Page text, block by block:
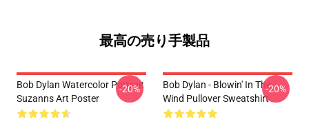
最高の売り手製品
Bob Dylan Watercolor Portrait
Suzanns Art Poster
-20%
Bob Dylan - Blowin' In The
Wind Pullover Sweatshirt
-20%